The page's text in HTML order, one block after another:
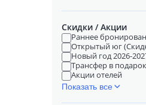
Скидки / Акции
Раннее
Открытый юг
Новый год 2026-
Трансфер в подарок
Акции отелей
Показать все